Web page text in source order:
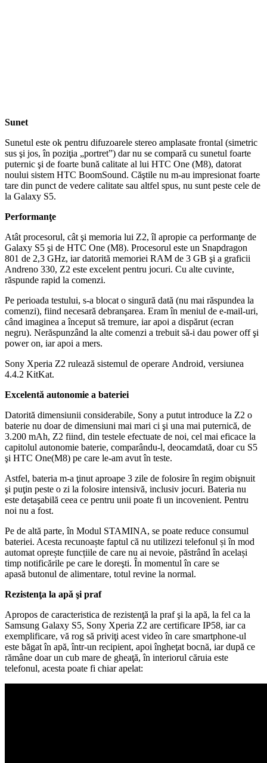
Sunet
Sunetul este ok pentru difuzoarele stereo amplasate frontal (simetric
sus şi jos, în poziţia „portret”) dar nu se compară cu sunetul foarte
puternic şi de foarte bună calitate al lui HTC One (M8), datorat
noului sistem HTC BoomSound. Căştile nu m-au impresionat foarte
tare din punct de vedere calitate sau altfel spus, nu sunt peste cele de
la Galaxy S5.
Performanţe
Atât procesorul, cât şi memoria lui Z2, îl apropie ca performanţe de
Galaxy S5 şi de HTC One (M8). Procesorul este un Snapdragon
801 de 2,3 GHz, iar datorită memoriei RAM de 3 GB şi a graficii
Andreno 330, Z2 este excelent pentru jocuri. Cu alte cuvinte,
răspunde rapid la comenzi.
Pe perioada testului, s-a blocat o singură dată (nu mai răspundea la
comenzi), fiind necesară debranşarea. Eram în meniul de e-mail-uri,
când imaginea a început să tremure, iar apoi a dispărut (ecran
negru). Nerăspunzând la alte comenzi a trebuit să-i dau power off şi
power on, iar apoi a mers.
Sony Xperia Z2 rulează sistemul de operare Android, versiunea
4.4.2 KitKat.
Excelentă autonomie a bateriei
Datorită dimensiunii considerabile, Sony a putut introduce la Z2 o
baterie nu doar de dimensiuni mai mari ci şi una mai puternică, de
3.200 mAh, Z2 fiind, din testele efectuate de noi, cel mai eficace la
capitolul autonomie baterie, comparându-l, deocamdată, doar cu S5
şi HTC One(M8) pe care le-am avut în teste.
Astfel, bateria m-a ţinut aproape 3 zile de folosire în regim obişnuit
şi puţin peste o zi la folosire intensivă, inclusiv jocuri. Bateria nu
este detaşabilă ceea ce pentru unii poate fi un incovenient. Pentru
noi nu a fost.
Pe de altă parte, în Modul STAMINA, se poate reduce consumul
bateriei. Acesta recunoaște faptul că nu utilizezi telefonul și în mod
automat oprește funcțiile de care nu ai nevoie, păstrând în același
timp notificările pe care le doreşti. În momentul în care se
apasă butonul de alimentare, totul revine la normal.
Rezistenţa la apă şi praf
Apropos de caracteristica de rezistenţă la praf şi la apă, la fel ca la
Samsung Galaxy S5, Sony Xperia Z2 are certificare IP58, iar ca
exemplificare, vă rog să priviţi acest video în care smartphone-ul
este băgat în apă, într-un recipient, apoi îngheţat bocnă, iar după ce
rămâne doar un cub mare de gheaţă, în interiorul căruia este
telefonul, acesta poate fi chiar apelat: